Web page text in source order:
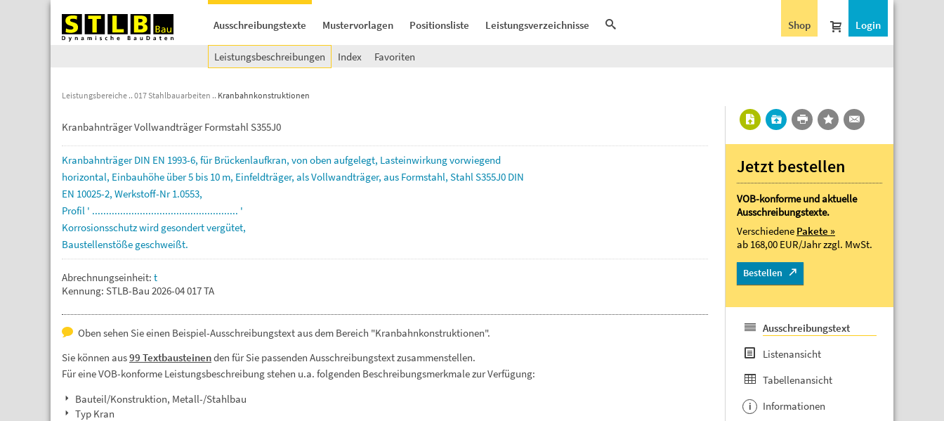
Ausschreibungstexte Mustervorlagen Positionsliste Leistungsverzeichnisse Login
Shop
Leistungsbeschreibungen Index Favoriten
Leistungsbereiche 017 Stahlbauarbeiten Kranbahnkonstruktionen
Kranbahnträger Vollwandträger Formstahl S355J0
KranbahnträgerDIN EN 1993-6, fürBrückenlaufkran, von oben aufgelegt, Lasteinwirkungvorwiegend
horizontal, Einbauhöhe über5 bis 10 m, Einfeldträger, alsVollwandträger, aus Formstahl, StahlS355J0 DIN
EN 10025-2, Werkstoff-Nr1.0553,
Profil ' .................................................... '
Korrosionsschutzwird gesondertvergütet,
Baustellenstöße geschweißt.
Abrechnungseinheit: t
Kennung: STLB-Bau 2026-04 017 TA
Oben sehen Sie einen Beispiel-Ausschreibungstext aus dem Bereich "Kranbahnkonstruktionen".
Sie können aus99 Textbausteinenden für Sie passenden Ausschreibungstext zusammenstellen.
Für eine VOB-konforme Leistungsbeschreibung stehen u.a. folgenden Beschreibungsmerkmale zur Verfügung:
Bauteil/Konstruktion, Metall-/Stahlbau
Typ Kran
Jetzt bestellen
VOB-konforme und aktuelle
Ausschreibungstexte.
Verschiedene Pakete »
ab 168,00 EUR/Jahrzzgl. MwSt.
Bestellen
Ausschreibungstext
Listenansicht
Tabellenansicht
i Informationen